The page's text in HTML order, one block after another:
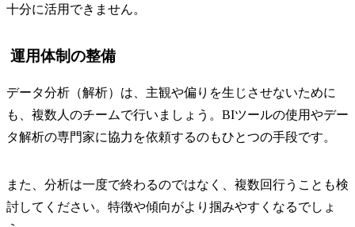
十分に活用できません。
運用体制の整備
データ分析（解析）は、主観や偏りを生じさせないために
も、複数人のチームで行いましょう。BIツールの使用やデー
タ解析の専門家に協力を依頼するのもひとつの手段です。
また、分析は一度で終わるのではなく、複数回行うことも検
討してください。特徴や傾向がより掴みやすくなるでしょ